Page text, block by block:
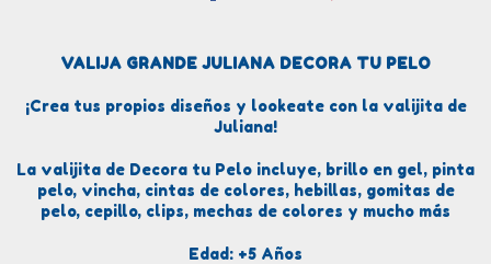
VALIJA GRANDE JULIANA DECORA TU PELO
¡Crea tus propios diseños y lookeate con la valijita de
Juliana!
La valijita de Decora tu Pelo incluye, brillo en gel, pinta
pelo, vincha, cintas de colores, hebillas, gomitas de
pelo, cepillo, clips, mechas de colores y mucho más
Edad: +5 Años